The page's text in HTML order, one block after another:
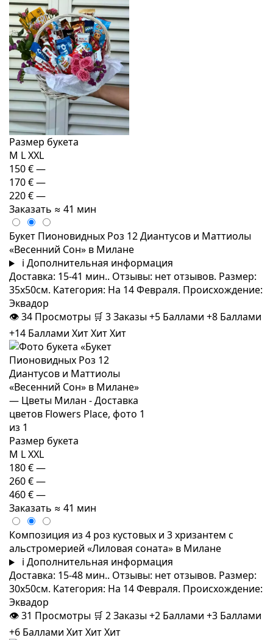
Размер букета
M LXXL
150 €—
170 €—
220 €—
Заказать ≈ 41 мин
Букет Пионовидных Роз 12 Диантусов и Маттиолы
«Весенний Сон» в Милане
i Дополнительная информация
Доставка: 15-41 мин.. Отзывы: нет отзывов. Размер:
35x50см. Категория: На 14 Февраля. Происхождение:
Эквадор
👁34 Просмотры 🛒 3Заказы+5 Баллами +8 Баллами
+14 Баллами ХитХитХит
Размер букета
M LXXL
180 €—
260 €—
460 €—
Заказать ≈ 41 мин
Композиция из 4 роз кустовых и 3 хризантем с
альстромерией «Лиловая соната» в Милане
i Дополнительная информация
Доставка: 15-48 мин.. Отзывы: нет отзывов. Размер:
30x50см. Категория: На 14 Февраля. Происхождение:
Эквадор
👁31 Просмотры 🛒 2Заказы+2 Баллами +3 Баллами
+6 Баллами ХитХитХит